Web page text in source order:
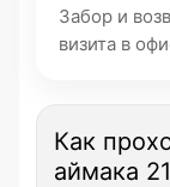
Забор и
визита в
Как
аймака